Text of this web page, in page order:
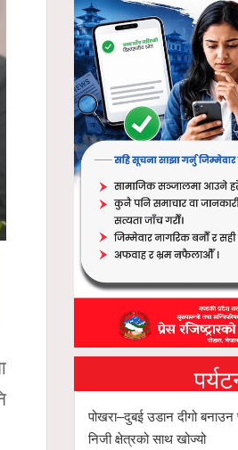
पोखरा–दुबई उडान दीगो
निजी क्षेत्रको साथ खोज्यो